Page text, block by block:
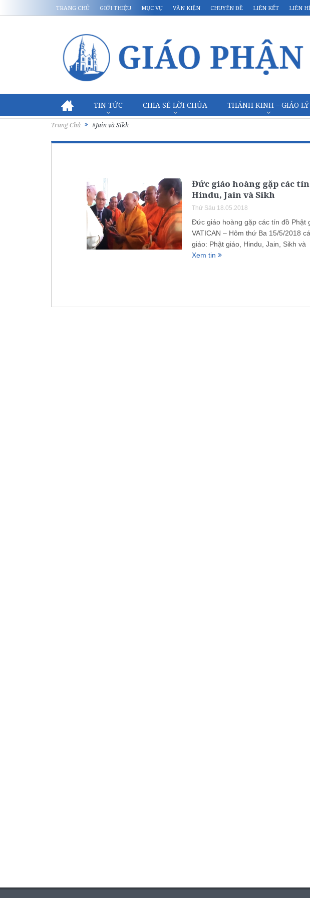
TRANG CHỦ GIỚI THIỆU MỤC VỤ VĂN KIỆN CHUYÊN ĐỀ LIÊN KẾT LIÊN
TIN TỨC CHIA SẺ LỜI CHÚA THÁNH KINH – GIÁO LÝ
Trang Chủ #Jain và Sikh
Đức giáo hoàng gặp các
Hindu, Jain và Sikh
Thứ Sáu 18.05.2018
Đức giáo hoàng gặp các tín đồ Phật
VATICAN – Hôm thứ Ba 15/5/2018
giáo: Phật giáo, Hindu, Jain, Sikh và
Xem tin